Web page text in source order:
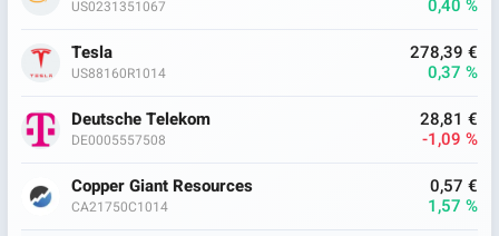
US0231351067
0,40 %
Tesla
US88160R1014
278,39 €
0,37 %
Deutsche Telekom
DE0005557508
28,81 €
-1,09 %
Copper Giant Resources
CA21750C1014
0,57 €
1,57 %